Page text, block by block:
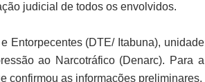
judicial de todos os envolvidos.
Entorpecentes (DTE/ Itabuna), unidade
ao Narcotráfico (Denarc). Para a
confirmou as informações preliminares.